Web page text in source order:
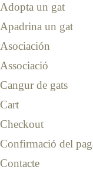
Adopta un gat
Apadrina un gat
Asociación
Associació
Cangur de gats
Cart
Checkout
Confirmació del
Contacte